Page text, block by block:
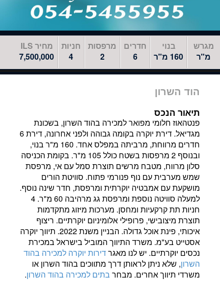
מגרש
מ"ר
בנוי
160 מ"ר
חדרים
6
מרפסות
2
חניות
4
מחיר ILS
7,500,000
הוד השרון
תיאור הנכס
פנטהאוז חלומי מפואר למכירה בהוד השרון, בשכונת
מגדיאל. דירת יוקרה בקומה גבוהה ולפני אחרונה, דירת 6
חדרים מרווחת, מרביתה במפלס אחד. 160 מ"ר בנוי,
ובנוסף 2 מרפסות בשטח כולל 105 מ"ר. בקומת הכניסה
סלון מרווח, מטבח מרשים תוצרת סמל עם אי, מרפסת
שמש מערבית עם נוף פנורמי פתוח. סוויטת הורים
מושקעת עם אמבטיה יוקרתית ומרפסת, חדר שינה נוסף.
למעלה סוויטה נוספת ומרפסת גג מרהיבה 60 מ"ר. 4
חניות תת קרקעיות ומחסן. מערכות מיזוג מתקדמות
תוצרת מיצובישי, פרופילי אלומיניום יוקרתיים. ריצוף
איכותי, פינת אוכל גדולה. הבניין משנת 2022. תיווך יוקרה
אסטייט בע"מ. משרד התיווך המוביל בישראל במכירת
נכסים יוקרתיים. יש לנו מאגרדירות יוקרה למכירה בהוד
השרון, שלא ניתן לראותן דרך מתווכים בהוד השרון או
משרדי תיווך אחרים. מבחר בתים למכירה בהוד השרון.